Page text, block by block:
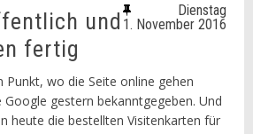
Dienstag
1. November 2016
und
fertig
Punkt, wo die Seite online gehen
Google gestern bekanntgegeben. Und
heute die bestellten Visitenkarten für